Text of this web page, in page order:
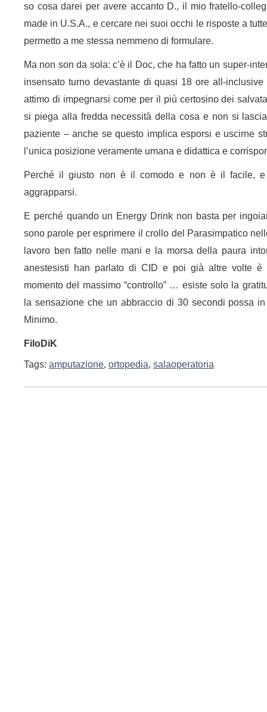
so cosa darei per avere accanto D., il mio fratello-
made in U.S.A., e cercare nei suoi occhi le risposte a
permetto a me stessa nemmeno di formulare.
Ma non son da sola: c’è il Doc, che ha fatto un super-
insensato turno devastante di quasi 18 ore all-
attimo di impegnarsi come per il più certosino dei
si piega alla fredda necessità della cosa e non si
paziente – anche se questo implica esporsi e uscirne
l’unica posizione veramente umana e didattica e
Perché il giusto non è il comodo e non è il facile,
aggrapparsi.
E perché quando un Energy Drink non basta per
sono parole per esprimere il crollo del Parasimpatico
lavoro ben fatto nelle mani e la morsa della paura
anestesisti han parlato di CID e poi già altre volte è
momento del massimo “controllo” … esiste solo la
la sensazione che un abbraccio di 30 secondi possa
Minimo.
FiloDiK
Tags: amputazione, ortopedia, salaoperatoria